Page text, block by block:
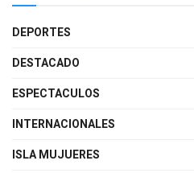
DEPORTES
DESTACADO
ESPECTACULOS
INTERNACIONALES
ISLA MUJUERES